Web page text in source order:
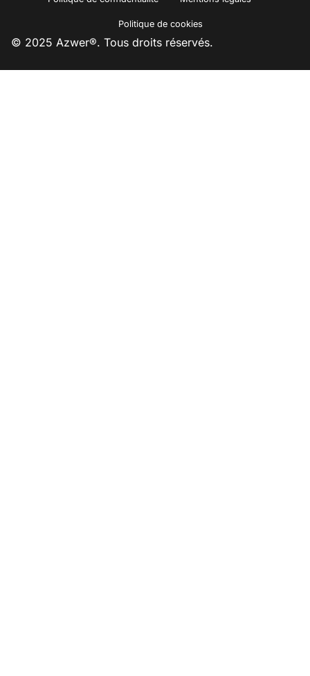
© 2025 Azwer®. Tous droits réservés.
Politique de cookies